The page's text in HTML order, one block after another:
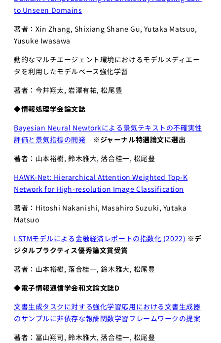
to Unseen Domains
著者：Xin Zhang, Shixiang Shane Gu, Yutaka Matsuo,
Yusuke Iwasawa
動的なマルチエージェント環境におけるモデルメディエー
タを利用したモデルベース強化学習
著者：今井翔太, 岩澤有祐, 松尾豊
◆情報処理学会論文誌
Bayesian Neural Newtorkによる景気テキストの不確実性
評価と景気指標の開発
※ジャーナル特選論文に選出
著者：山本裕樹, 鈴木雅大, 落合桂一, 松尾豊
HAWK-Net: Hierarchical Attention Weighted Top-K
Network for High-resolution Image Classification
著者：Hitoshi Nakanishi, Masahiro Suzuki, Yutaka
Matsuo
LSTMモデルによる金融経済レポートの指数化 (2022) ※デ
ジタルプラクティス優秀論文賞受賞
著者：山本裕樹, 落合桂一, 鈴木雅大, 松尾豊
◆電子情報通信学会和文論文誌D
文書生成タスクに対する強化学習応用における文書生成器
のサンプルに非依存な報酬関数学習フレームワークの提案
著者：冨山翔司, 鈴木雅大, 落合桂一, 松尾豊